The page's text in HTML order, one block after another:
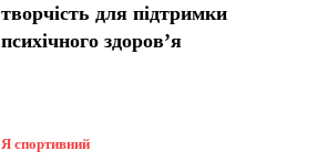
творчість для підтримки
психічного здоров’я
Я спортивний